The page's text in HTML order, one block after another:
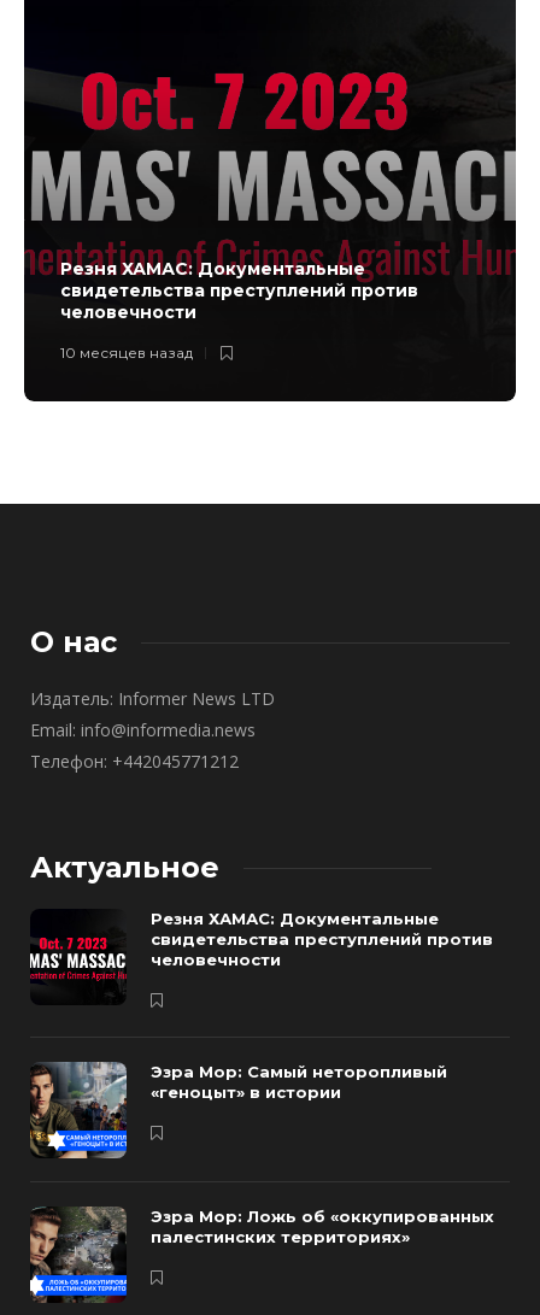
Резня ХАМАС: Документальные
свидетельства преступлений против
человечности
10 месяцев назад
О нас
Издатель: Informer News LTD
Email: info@informedia.news
Телефон: +442045771212
Актуальное
Резня ХАМАС: Документальные
свидетельства преступлений против
человечности
Эзра Мор: Самый неторопливый
«геноцыт» в истории
Эзра Мор: Ложь об «оккупированных
палестинских территориях»